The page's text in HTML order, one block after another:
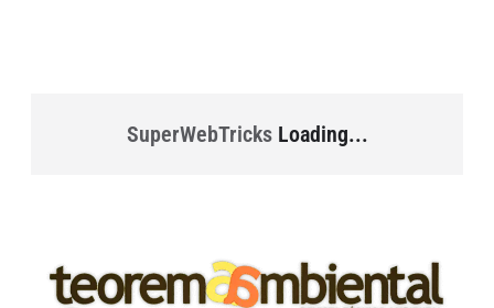
SuperWebTricksLoading...